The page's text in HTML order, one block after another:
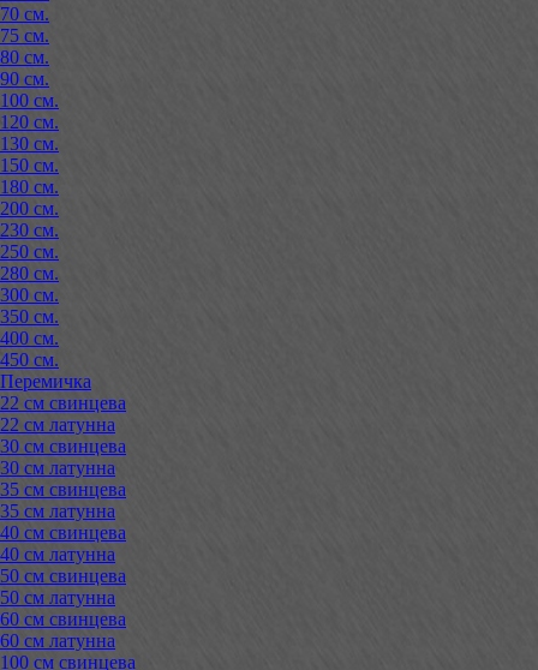
70 см.
75 см.
80 см.
90 см.
100 см.
120 см.
130 см.
150 см.
180 см.
200 см.
230 см.
250 см.
280 см.
300 см.
350 см.
400 см.
450 см.
Перемичка
22 см свинцева
22 см латунна
30 см свинцева
30 см латунна
35 см свинцева
35 см латунна
40 см свинцева
40 см латунна
50 см свинцева
50 см латунна
60 см свинцева
60 см латунна
100 см свинцева